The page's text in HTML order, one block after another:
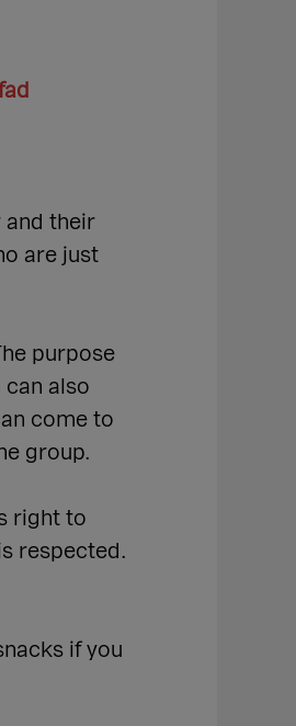
and their
are just
purpose
also
come to
group.
right to
respected.
if you